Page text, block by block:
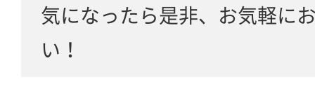
気になったら是非、お気軽に
い！